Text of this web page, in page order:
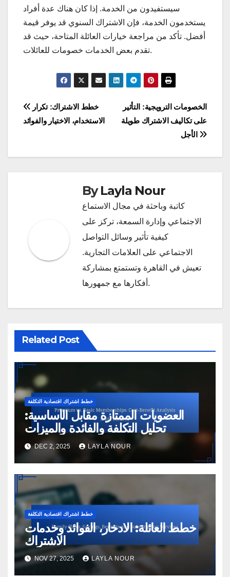
سيستفيدون من الخدمة. إذا كان هناك عدة أفراد
يستخدمون الخدمة، فإن الاشتراك السنوي قد يوفر قيمة
أفضل. تأكد من مراجعة خيارات العائلة المتاحة، حيث قد
تقدم بعض الخدمات خصومات للعائلات.
Post
navigation
الخصومات الترويجية: التأثير
على تكاليف الاشتراك طويلة
الاستخدام، الاختيار والفوائد
ByLayla Nour
كاتبة وباحثة في مجال الاستماع
الاجتماعي وإدارة السمعة، تركز على
كيفية تأثير وسائل التواصل
الاجتماعي على العلامات التجارية.
تعيش في القاهرة وتستمتع بمشاركة
أفكارها مع جمهورها.
Related Post
خطط اشتراك اقتصادية التكلفة
العضويات الممتازة مقابل الأساسية:
تحليل التكلفة والفائدة والميزات
DEC 2, 2025 LAYLA NOUR
خطط اشتراك اقتصادية التكلفة
خطط العائلة: الادخار، الفوائد وخدمات
الاشتراك
NOV 27, 2025 LAYLA NOUR